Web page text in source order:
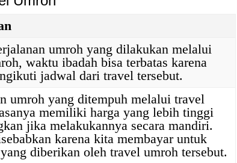
umroh yang dilakukan melalui
waktu ibadah bisa terbatas karena
jadwal dari travel tersebut.
umroh yang ditempuh melalui travel
memiliki harga yang lebih tinggi
jika melakukannya secara mandiri.
karena kita membayar untuk
diberikan oleh travel umroh tersebut.